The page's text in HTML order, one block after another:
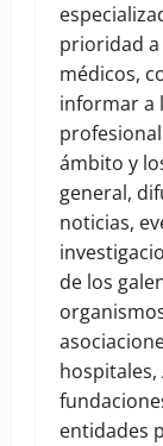
prioridad
médicos,
informar a
ámbito y
general,
noticias,
de los
hospitales,
entidades